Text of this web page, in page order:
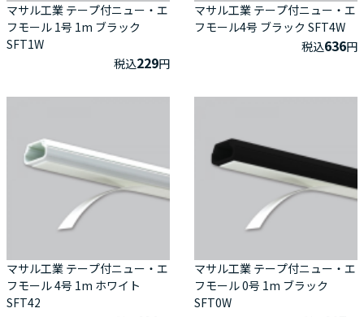
マサル工業 テープ付ニュー・エ
フモール 1号 1m ブラック
SFT1W
税込229円
マサル工業 テープ付ニュー・エ
フモール4号 ブラック SFT4W
税込636円
マサル工業 テープ付ニュー・エ
フモール 4号 1m ホワイト
SFT42
マサル工業 テープ付ニュー・エ
フモール 0号 1m ブラック
SFT0W